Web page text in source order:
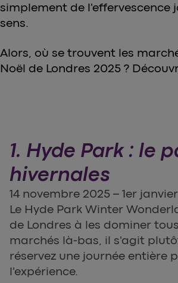
simplement de l'effervescence
sens.
Alors, où se trouvent les
Noël de Londres 2025 ?
1. Hyde Park : le
hivernales
14 novembre 2025 – 1er
Le Hyde Park Winter
de Londres à les dominer
marchés là-bas, il s'agit
réservez une journée entière
l'expérience.